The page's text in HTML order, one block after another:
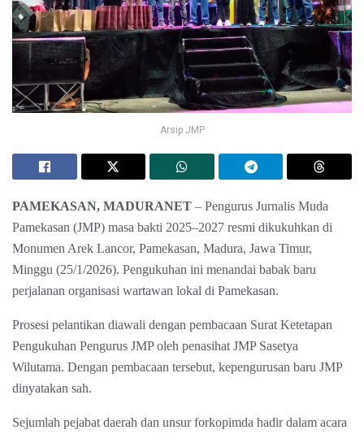
Arsip JMP
PAMEKASAN, MADURANET – Pengurus Jurnalis Muda
Pamekasan (JMP) masa bakti 2025–2027 resmi dikukuhkan di
Monumen Arek Lancor, Pamekasan, Madura, Jawa Timur,
Minggu (25/1/2026). Pengukuhan ini menandai babak baru
perjalanan organisasi wartawan lokal di Pamekasan.
Prosesi pelantikan diawali dengan pembacaan Surat Ketetapan
Pengukuhan Pengurus JMP oleh penasihat JMP Sasetya
Wilutama. Dengan pembacaan tersebut, kepengurusan baru JMP
dinyatakan sah.
Sejumlah pejabat daerah dan unsur forkopimda hadir dalam acara